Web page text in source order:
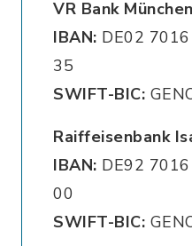
VR Bank
IBAN: DE02
35
SWIFT-BIC:
Raiffeisenbank
IBAN: DE92
00
SWIFT-BIC: